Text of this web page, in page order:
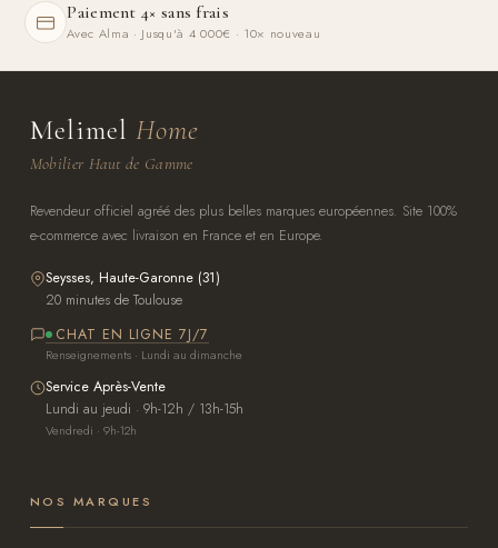
Paiement 4× sans frais
Avec Alma · Jusqu'à 4 000€ · 10× nouveau
Melimel Home
Mobilier Haut de Gamme
Revendeur officiel agréé des plus belles marques européennes. Site 100%
e-commerce avec livraison en France et en Europe.
Seysses, Haute-Garonne (31)
20 minutes de Toulouse
CHAT EN LIGNE 7J/7
Renseignements · Lundi au dimanche
Service Après-Vente
Lundi au jeudi · 9h-12h / 13h-15h
Vendredi · 9h-12h
NOS MARQUES